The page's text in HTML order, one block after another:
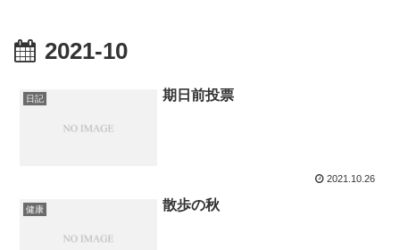
2021-10
日記 期日前投票
2021.10.26
健康 散歩の秋